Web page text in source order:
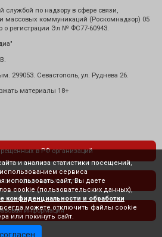
службой по надзору в сфере связи,
массовых коммуникаций (Роскомнадзор) 05
о регистрации Эл № ФС77-60943.
299053. Севастополь, ул. Руднева 26.
материалы 18+
в РФ организаций
конфиденциальности
информация
и анализа статистики посещений,
сервиса
использовать сайт, Вы даете
cookie (пользовательских данных),
конфиденциальности и обработки
всегда можете отключить файлы cookie
или покинуть сайт.